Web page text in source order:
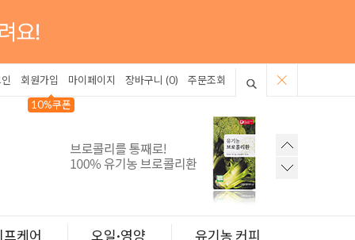
회원가입
10%쿠폰
마이페이지 장바구니 (0) 주문조회
프케어 오일·영양 유기농 커피